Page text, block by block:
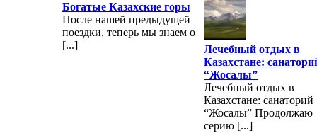
Богатые Казахские горы
После нашей предыдущей
поездки, теперь мы знаем о
[...]
Лечебный отдых в
Казахстане:
“Жосалы”
Лечебный отдых в
Казахстане: санаторий
“Жосалы” Продолжаю
серию [...]